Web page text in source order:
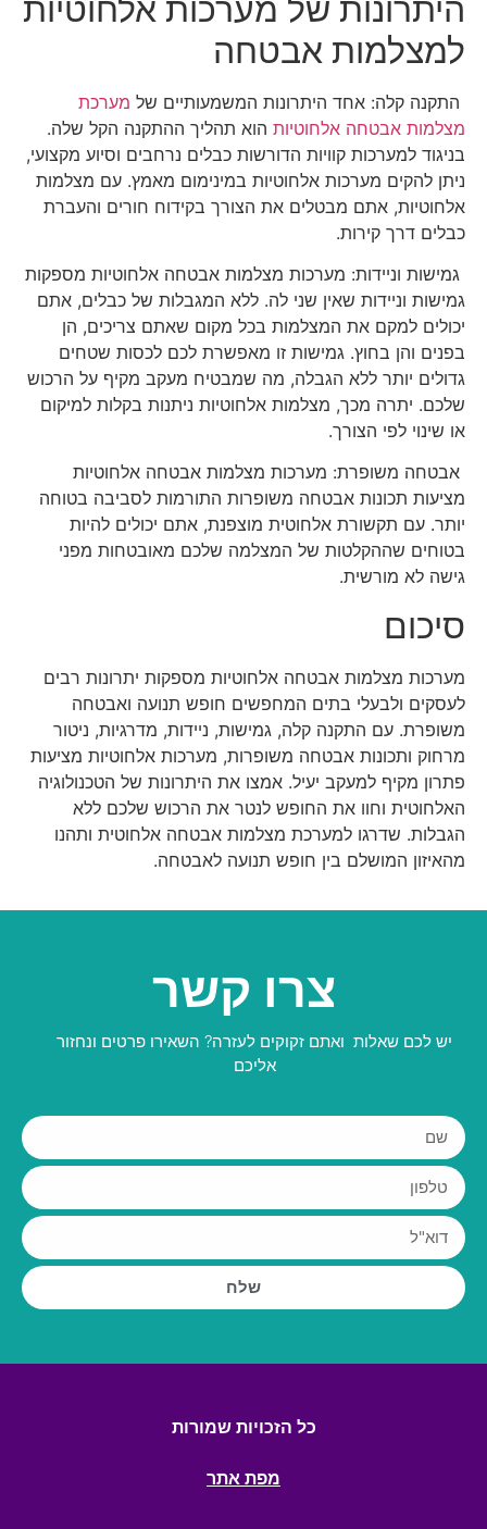
היתרונות של מערכות אלחוטיות
למצלמות אבטחה
התקנה קלה: אחד היתרונות המשמעותיים של מערכת
מצלמות אבטחה אלחוטיות הוא תהליך ההתקנה הקל שלה.
בניגוד למערכות קוויות הדורשות כבלים נרחבים וסיוע מקצועי,
ניתן להקים מערכות אלחוטיות במינימום מאמץ. עם מצלמות
אלחוטיות, אתם מבטלים את הצורך בקידוח חורים והעברת
כבלים דרך קירות.
גמישות וניידות: מערכות מצלמות אבטחה אלחוטיות מספקות
גמישות וניידות שאין שני לה. ללא המגבלות של כבלים, אתם
יכולים למקם את המצלמות בכל מקום שאתם צריכים, הן
בפנים והן בחוץ. גמישות זו מאפשרת לכם לכסות שטחים
גדולים יותר ללא הגבלה, מה שמבטיח מעקב מקיף על הרכוש
שלכם. יתרה מכך, מצלמות אלחוטיות ניתנות בקלות למיקום
או שינוי לפי הצורך.
אבטחה משופרת: מערכות מצלמות אבטחה אלחוטיות
מציעות תכונות אבטחה משופרות התורמות לסביבה בטוחה
יותר. עם תקשורת אלחוטית מוצפנת, אתם יכולים להיות
בטוחים שההקלטות של המצלמה שלכם מאובטחות מפני
גישה לא מורשית.
סיכום
מערכות מצלמות אבטחה אלחוטיות מספקות יתרונות רבים
לעסקים ולבעלי בתים המחפשים חופש תנועה ואבטחה
משופרת. עם התקנה קלה, גמישות, ניידות, מדרגיות, ניטור
מרחוק ותכונות אבטחה משופרות, מערכות אלחוטיות מציעות
פתרון מקיף למעקב יעיל. אמצו את היתרונות של הטכנולוגיה
האלחוטית וחוו את החופש לנטר את הרכוש שלכם ללא
הגבלות. שדרגו למערכת מצלמות אבטחה אלחוטית ותהנו
מהאיזון המושלם בין חופש תנועה לאבטחה.
צרו קשר
יש לכם שאלות ואתם זקוקים לעזרה? השאירו פרטים ונחזור
אליכם
שלח
כל הזכויות שמורות
מפת אתר